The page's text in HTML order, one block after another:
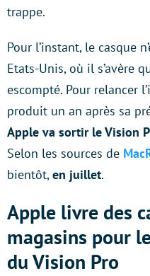
trappe.
Pour l’instant, le casque
Etats-Unis, où il s’avère
escompté. Pour relancer
produit un an après sa
Apple va sortir le Vision
Selon les sources de
bientôt,en juillet.
Apple livre des
magasins pour
du Vision Pro